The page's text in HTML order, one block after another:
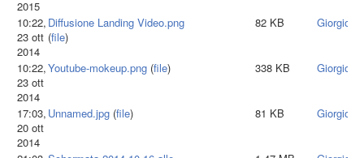
2015
10:22,
23 ott
2014
Diffusione Landing Video.png
(file)
82 KB
10:22,
23 ott
2014
Youtube-mokeup.png (file) 338 KB
17:03,
20 ott
2014
Unnamed.jpg (file) 81 KB